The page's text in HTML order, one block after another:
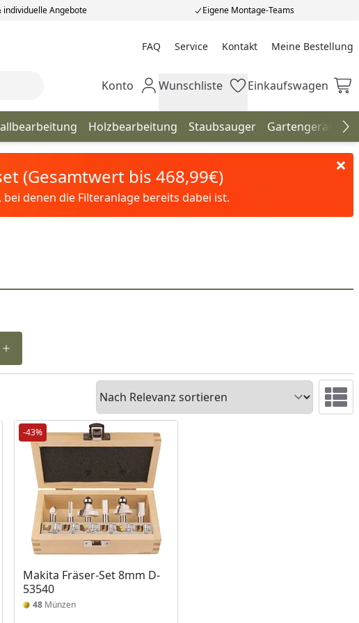
individuelle Angebote Eigene Montage-Teams
FAQ Service Kontakt Meine Bestellung
Meine Bestellung
Mein Konto
Konto Wunschliste
Wunschliste Einkaufswagen
Einkaufswagen
Holzbearbeitung Staubsauger Gartengeräte
(Gesamtwert bis 468,99€)
denen die Filteranlage bereits dabei ist.
Sortieren
-43%
Makita Fräser-Set 8mm D-
53540
48 Münzen